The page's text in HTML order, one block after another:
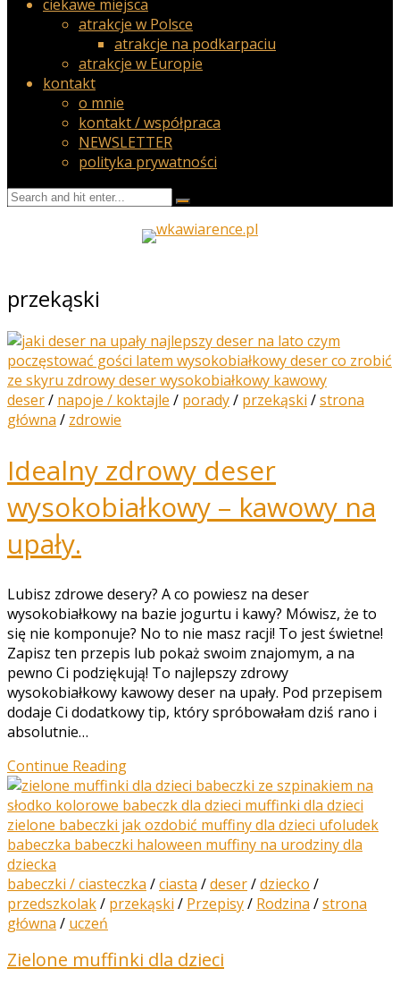
ciekawe miejsca
atrakcje w Polsce
atrakcje na podkarpaciu
atrakcje w Europie
kontakt
o mnie
kontakt / współpraca
NEWSLETTER
polityka prywatności
przekąski
deser/ napoje / koktajle / porady/ przekąski /strona
główna / zdrowie
Idealny zdrowy deser
wysokobiałkowy – kawowy na
upały.
Lubisz zdrowe desery? A co powiesz na deser
wysokobiałkowy na bazie jogurtu i kawy? Mówisz, że to
się nie komponuje? No to nie masz racji! To jest świetne!
Zapisz ten przepis lub pokaż swoim znajomym, a na
pewno Ci podziękują! To najlepszy zdrowy
wysokobiałkowy kawowy deser na upały. Pod przepisem
dodaje Ci dodatkowy tip, który spróbowałam dziś rano i
absolutnie…
Continue Reading
babeczki / ciasteczka /ciasta /deser/dziecko /
przedszkolak/ przekąski / Przepisy/ Rodzina /strona
główna / uczeń
Zielone muffinki dla dzieci